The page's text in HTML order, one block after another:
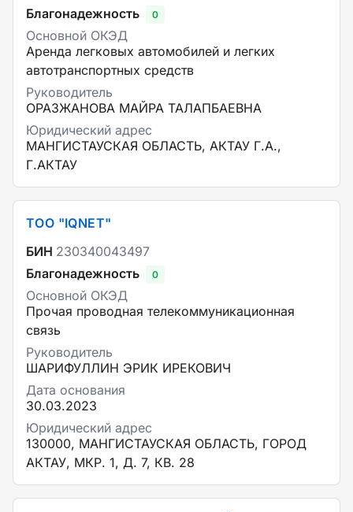
Благонадежность
0
Основной ОКЭД
Аренда легковых автомобилей и легких
автотранспортных средств
Руководитель
ОРАЗЖАНОВА МАЙРА ТАЛАПБАЕВНА
Юридический адрес
МАНГИСТАУСКАЯ ОБЛАСТЬ, АКТАУ Г.А.,
Г.АКТАУ
ТОО "IQNET"
БИН 230340043497
Благонадежность
0
Основной ОКЭД
Прочая проводная телекоммуникационная
связь
Руководитель
ШАРИФУЛЛИН ЭРИК ИРЕКОВИЧ
Дата основания
30.03.2023
Юридический адрес
130000, МАНГИСТАУСКАЯ ОБЛАСТЬ, ГОРОД
АКТАУ, МКР. 1, Д. 7, КВ. 28